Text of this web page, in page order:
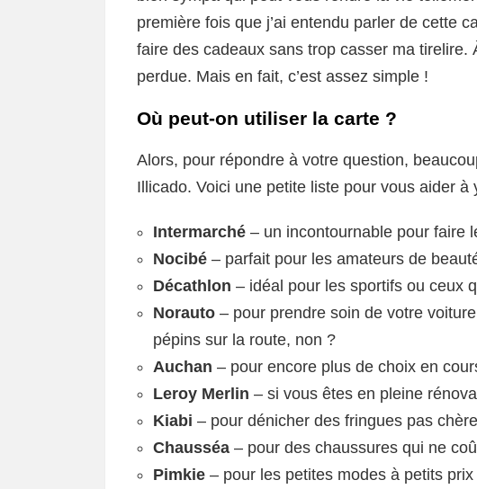
première fois que j’ai entendu parler de cette
faire des cadeaux sans trop casser ma tirelire.
perdue. Mais en fait, c’est assez simple !
Où peut-on utiliser la carte ?
Alors, pour répondre à votre question,
Illicado. Voici une petite liste pour vous aider à
Intermarché – un incontournable pour faire
Nocibé – parfait pour les amateurs de
Décathlon – idéal pour les sportifs ou ceux
Norauto – pour prendre soin de votre
pépins sur la route, non ?
Auchan – pour encore plus de choix en
Leroy Merlin – si vous êtes en pleine
Kiabi – pour dénicher des fringues pas
Chausséa – pour des chaussures qui ne
Pimkie – pour les petites modes à petits prix